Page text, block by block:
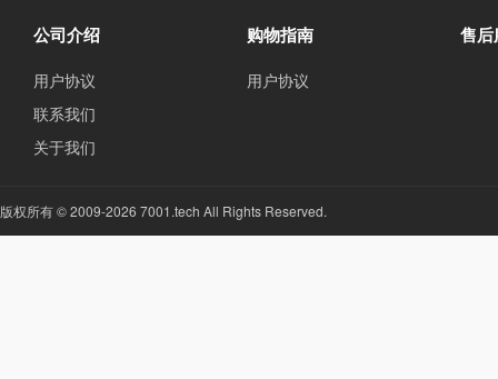
公司介绍
用户协议
联系我们
关于我们
购物指南
用户协议
售
版权所有 © 2009-2026 7001.tech All Rights Reserved.